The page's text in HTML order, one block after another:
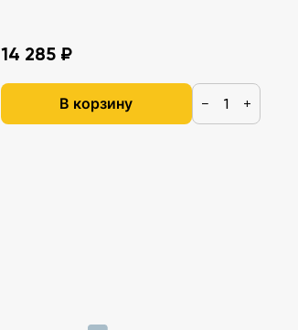
14 285 ₽
В корзину − +